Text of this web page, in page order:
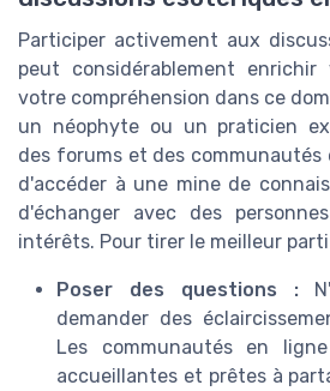
Participer activement aux
peut considérablement
votre compréhension dans ce
un néophyte ou un praticien
des forums et des communautés
d'accéder à une mine de
d'échanger avec des
intérêts. Pour tirer le meilleur
Poser des questions :
demander des
Les communautés en
accueillantes et prêtes à